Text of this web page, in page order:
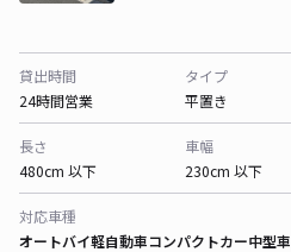
貸出時間
24時間営業
タイプ
平置き
長さ
480cm 以下
車幅
230cm 以下
対応車種
オートバイ軽自動車コンパクトカー中型車